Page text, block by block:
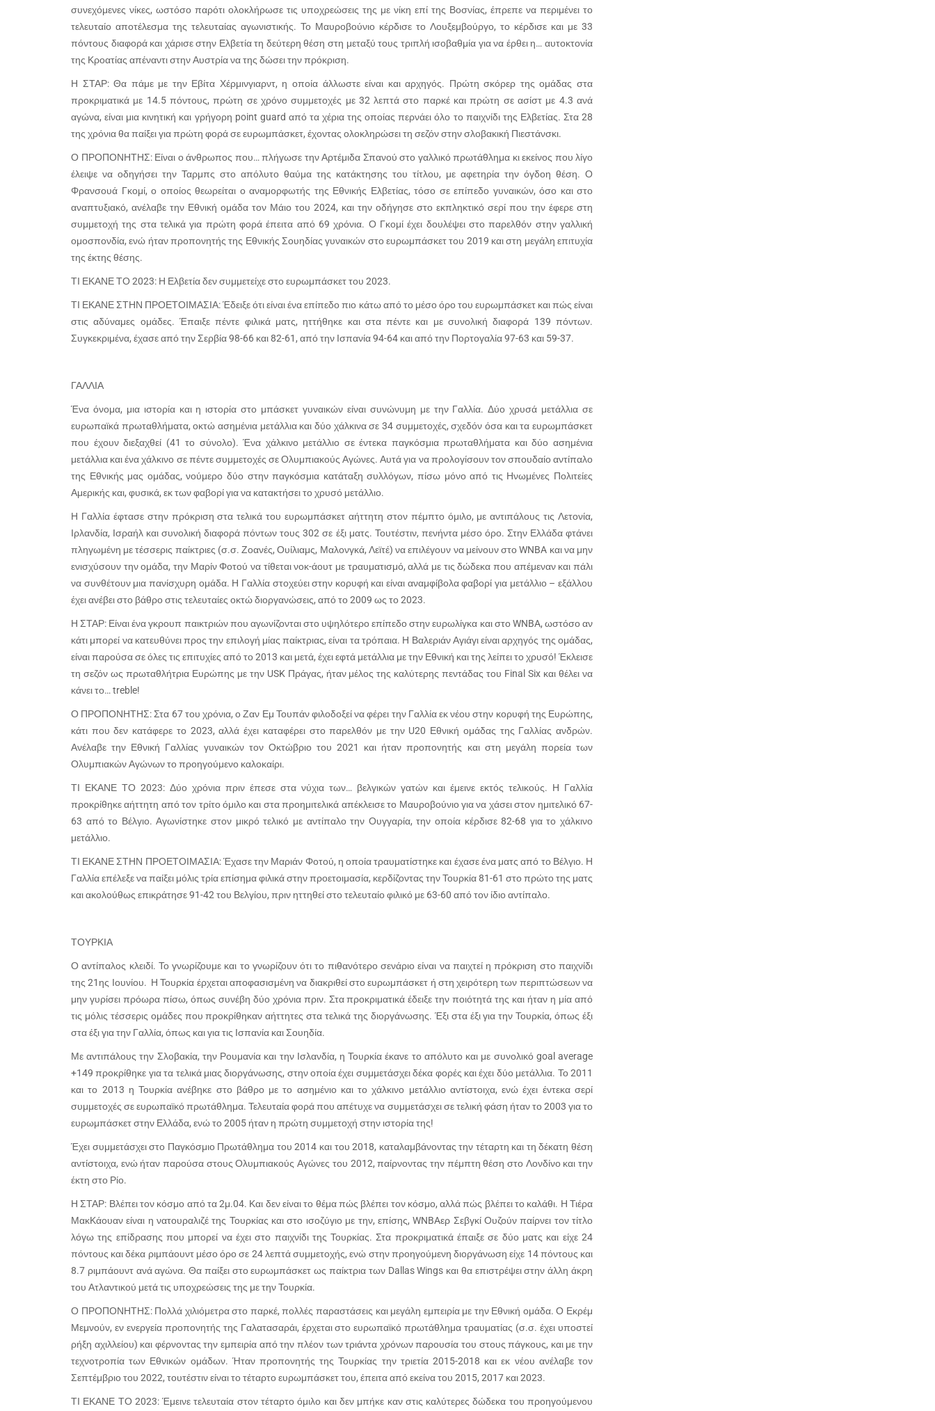
συνεχόμενες νίκες, ωστόσο παρότι ολοκλήρωσε τις υποχρεώσεις της με νίκη επί της Βοσνίας, έπρεπε να περιμένει το
τελευταίο αποτέλεσμα της τελευταίας αγωνιστικής. Το Μαυροβούνιο κέρδισε το Λουξεμβούργο, το κέρδισε και με 33
πόντους διαφορά και χάρισε στην Ελβετία τη δεύτερη θέση στη μεταξύ τους τριπλή ισοβαθμία για να έρθει η… αυτοκτονία
της Κροατίας απέναντι στην Αυστρία να της δώσει την πρόκριση.
Η ΣΤΑΡ: Θα πάμε με την Εβίτα Χέρμινγιαρντ, η οποία άλλωστε είναι και αρχηγός. Πρώτη σκόρερ της ομάδας στα
προκριματικά με 14.5 πόντους, πρώτη σε χρόνο συμμετοχές με 32 λεπτά στο παρκέ και πρώτη σε ασίστ με 4.3 ανά
αγώνα, είναι μια κινητική και γρήγορη point guard από τα χέρια της οποίας περνάει όλο το παιχνίδι της Ελβετίας. Στα 28
της χρόνια θα παίξει για πρώτη φορά σε ευρωμπάσκετ, έχοντας ολοκληρώσει τη σεζόν στην σλοβακική Πιεστάνσκι.
Ο ΠΡΟΠΟΝΗΤΗΣ: Είναι ο άνθρωπος που… πλήγωσε την Αρτέμιδα Σπανού στο γαλλικό πρωτάθλημα κι εκείνος που λίγο
έλειψε να οδηγήσει την Ταρμπς στο απόλυτο θαύμα της κατάκτησης του τίτλου, με αφετηρία την όγδοη θέση. Ο
Φρανσουά Γκομί, ο οποίος θεωρείται ο αναμορφωτής της Εθνικής Ελβετίας, τόσο σε επίπεδο γυναικών, όσο και στο
αναπτυξιακό, ανέλαβε την Εθνική ομάδα τον Μάιο του 2024, και την οδήγησε στο εκπληκτικό σερί που την έφερε στη
συμμετοχή της στα τελικά για πρώτη φορά έπειτα από 69 χρόνια. Ο Γκομί έχει δουλέψει στο παρελθόν στην γαλλική
ομοσπονδία, ενώ ήταν προπονητής της Εθνικής Σουηδίας γυναικών στο ευρωμπάσκετ του 2019 και στη μεγάλη επιτυχία
της έκτης θέσης.
ΤΙ ΕΚΑΝΕ ΤΟ 2023: Η Ελβετία δεν συμμετείχε στο ευρωμπάσκετ του 2023.
ΤΙ ΕΚΑΝΕ ΣΤΗΝ ΠΡΟΕΤΟΙΜΑΣΙΑ: Έδειξε ότι είναι ένα επίπεδο πιο κάτω από το μέσο όρο του ευρωμπάσκετ και πώς είναι
στις αδύναμες ομάδες. Έπαιξε πέντε φιλικά ματς, ηττήθηκε και στα πέντε και με συνολική διαφορά 139 πόντων.
Συγκεκριμένα, έχασε από την Σερβία 98-66 και 82-61, από την Ισπανία 94-64 και από την Πορτογαλία 97-63 και 59-37.
ΓΑΛΛΙΑ
Ένα όνομα, μια ιστορία και η ιστορία στο μπάσκετ γυναικών είναι συνώνυμη με την Γαλλία. Δύο χρυσά μετάλλια σε
ευρωπαϊκά πρωταθλήματα, οκτώ ασημένια μετάλλια και δύο χάλκινα σε 34 συμμετοχές, σχεδόν όσα και τα ευρωμπάσκετ
που έχουν διεξαχθεί (41 το σύνολο). Ένα χάλκινο μετάλλιο σε έντεκα παγκόσμια πρωταθλήματα και δύο ασημένια
μετάλλια και ένα χάλκινο σε πέντε συμμετοχές σε Ολυμπιακούς Αγώνες. Αυτά για να προλογίσουν τον σπουδαίο αντίπαλο
της Εθνικής μας ομάδας, νούμερο δύο στην παγκόσμια κατάταξη συλλόγων, πίσω μόνο από τις Ηνωμένες Πολιτείες
Αμερικής και, φυσικά, εκ των φαβορί για να κατακτήσει το χρυσό μετάλλιο.
Η Γαλλία έφτασε στην πρόκριση στα τελικά του ευρωμπάσκετ αήττητη στον πέμπτο όμιλο, με αντιπάλους τις Λετονία,
Ιρλανδία, Ισραήλ και συνολική διαφορά πόντων τους 302 σε έξι ματς. Τουτέστιν, πενήντα μέσο όρο. Στην Ελλάδα φτάνει
πληγωμένη με τέσσερις παίκτριες (σ.σ. Ζοανές, Ουίλιαμς, Μαλονγκά, Λεϊτέ) να επιλέγουν να μείνουν στο WNBA και να μην
ενισχύσουν την ομάδα, την Μαρίν Φοτού να τίθεται νοκ-άουτ με τραυματισμό, αλλά με τις δώδεκα που απέμεναν και πάλι
να συνθέτουν μια πανίσχυρη ομάδα. Η Γαλλία στοχεύει στην κορυφή και είναι αναμφίβολα φαβορί για μετάλλιο – εξάλλου
έχει ανέβει στο βάθρο στις τελευταίες οκτώ διοργανώσεις, από το 2009 ως το 2023.
Η ΣΤΑΡ: Είναι ένα γκρουπ παικτριών που αγωνίζονται στο υψηλότερο επίπεδο στην ευρωλίγκα και στο WNBA, ωστόσο αν
κάτι μπορεί να κατευθύνει προς την επιλογή μίας παίκτριας, είναι τα τρόπαια. Η Βαλεριάν Αγιάγι είναι αρχηγός της ομάδας,
είναι παρούσα σε όλες τις επιτυχίες από το 2013 και μετά, έχει εφτά μετάλλια με την Εθνική και της λείπει το χρυσό! Έκλεισε
τη σεζόν ως πρωταθλήτρια Ευρώπης με την USK Πράγας, ήταν μέλος της καλύτερης πεντάδας του Final Six και θέλει να
κάνει το… treble!
Ο ΠΡΟΠΟΝΗΤΗΣ: Στα 67 του χρόνια, ο Ζαν Εμ Τουπάν φιλοδοξεί να φέρει την Γαλλία εκ νέου στην κορυφή της Ευρώπης,
κάτι που δεν κατάφερε το 2023, αλλά έχει καταφέρει στο παρελθόν με την U20 Εθνική ομάδας της Γαλλίας ανδρών.
Ανέλαβε την Εθνική Γαλλίας γυναικών τον Οκτώβριο του 2021 και ήταν προπονητής και στη μεγάλη πορεία των
Ολυμπιακών Αγώνων το προηγούμενο καλοκαίρι.
ΤΙ ΕΚΑΝΕ ΤΟ 2023: Δύο χρόνια πριν έπεσε στα νύχια των… βελγικών γατών και έμεινε εκτός τελικούς. Η Γαλλία
προκρίθηκε αήττητη από τον τρίτο όμιλο και στα προημιτελικά απέκλεισε το Μαυροβούνιο για να χάσει στον ημιτελικό 67-
63 από το Βέλγιο. Αγωνίστηκε στον μικρό τελικό με αντίπαλο την Ουγγαρία, την οποία κέρδισε 82-68 για το χάλκινο
μετάλλιο.
ΤΙ ΕΚΑΝΕ ΣΤΗΝ ΠΡΟΕΤΟΙΜΑΣΙΑ: Έχασε την Μαριάν Φοτού, η οποία τραυματίστηκε και έχασε ένα ματς από το Βέλγιο. Η
Γαλλία επέλεξε να παίξει μόλις τρία επίσημα φιλικά στην προετοιμασία, κερδίζοντας την Τουρκία 81-61 στο πρώτο της ματς
και ακολούθως επικράτησε 91-42 του Βελγίου, πριν ηττηθεί στο τελευταίο φιλικό με 63-60 από τον ίδιο αντίπαλο.
ΤΟΥΡΚΙΑ
Ο αντίπαλος κλειδί. Το γνωρίζουμε και το γνωρίζουν ότι το πιθανότερο σενάριο είναι να παιχτεί η πρόκριση στο παιχνίδι
της 21ης Ιουνίου. Η Τουρκία έρχεται αποφασισμένη να διακριθεί στο ευρωμπάσκετ ή στη χειρότερη των περιπτώσεων να
μην γυρίσει πρόωρα πίσω, όπως συνέβη δύο χρόνια πριν. Στα προκριματικά έδειξε την ποιότητά της και ήταν η μία από
τις μόλις τέσσερις ομάδες που προκρίθηκαν αήττητες στα τελικά της διοργάνωσης. Έξι στα έξι για την Τουρκία, όπως έξι
στα έξι για την Γαλλία, όπως και για τις Ισπανία και Σουηδία.
Με αντιπάλους την Σλοβακία, την Ρουμανία και την Ισλανδία, η Τουρκία έκανε το απόλυτο και με συνολικό goal average
+149 προκρίθηκε για τα τελικά μιας διοργάνωσης, στην οποία έχει συμμετάσχει δέκα φορές και έχει δύο μετάλλια. Το 2011
και το 2013 η Τουρκία ανέβηκε στο βάθρο με το ασημένιο και το χάλκινο μετάλλιο αντίστοιχα, ενώ έχει έντεκα σερί
συμμετοχές σε ευρωπαϊκό πρωτάθλημα. Τελευταία φορά που απέτυχε να συμμετάσχει σε τελική φάση ήταν το 2003 για το
ευρωμπάσκετ στην Ελλάδα, ενώ το 2005 ήταν η πρώτη συμμετοχή στην ιστορία της!
Έχει συμμετάσχει στο Παγκόσμιο Πρωτάθλημα του 2014 και του 2018, καταλαμβάνοντας την τέταρτη και τη δέκατη θέση
αντίστοιχα, ενώ ήταν παρούσα στους Ολυμπιακούς Αγώνες του 2012, παίρνοντας την πέμπτη θέση στο Λονδίνο και την
έκτη στο Ρίο.
Η ΣΤΑΡ: Βλέπει τον κόσμο από τα 2μ.04. Και δεν είναι το θέμα πώς βλέπει τον κόσμο, αλλά πώς βλέπει το καλάθι. Η Τιέρα
ΜακΚάουαν είναι η νατουραλιζέ της Τουρκίας και στο ισοζύγιο με την, επίσης, WNBAερ Σεβγκί Ουζούν παίρνει τον τίτλο
λόγω της επίδρασης που μπορεί να έχει στο παιχνίδι της Τουρκίας. Στα προκριματικά έπαιξε σε δύο ματς και είχε 24
πόντους και δέκα ριμπάουντ μέσο όρο σε 24 λεπτά συμμετοχής, ενώ στην προηγούμενη διοργάνωση είχε 14 πόντους και
8.7 ριμπάουντ ανά αγώνα. Θα παίξει στο ευρωμπάσκετ ως παίκτρια των Dallas Wings και θα επιστρέψει στην άλλη άκρη
του Ατλαντικού μετά τις υποχρεώσεις της με την Τουρκία.
Ο ΠΡΟΠΟΝΗΤΗΣ: Πολλά χιλιόμετρα στο παρκέ, πολλές παραστάσεις και μεγάλη εμπειρία με την Εθνική ομάδα. Ο Εκρέμ
Μεμνούν, εν ενεργεία προπονητής της Γαλατασαράι, έρχεται στο ευρωπαϊκό πρωτάθλημα τραυματίας (σ.σ. έχει υποστεί
ρήξη αχιλλείου) και φέρνοντας την εμπειρία από την πλέον των τριάντα χρόνων παρουσία του στους πάγκους, και με την
τεχνοτροπία των Εθνικών ομάδων. Ήταν προπονητής της Τουρκίας την τριετία 2015-2018 και εκ νέου ανέλαβε τον
Σεπτέμβριο του 2022, τουτέστιν είναι το τέταρτο ευρωμπάσκετ του, έπειτα από εκείνα του 2015, 2017 και 2023.
ΤΙ ΕΚΑΝΕ ΤΟ 2023: Έμεινε τελευταία στον τέταρτο όμιλο και δεν μπήκε καν στις καλύτερες δώδεκα του προηγούμενου